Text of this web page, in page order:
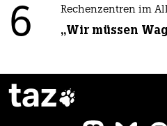
6 Rechenzentren im All
„Wir müssen
taz